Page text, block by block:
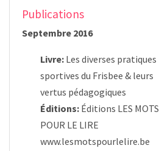
Publications
Septembre 2016
Livre: Les diverses pratiques
sportives du Frisbee & leurs
vertus pédagogiques
Éditions: Éditions LES MOTS
POUR LE LIRE
www.lesmotspourlelire.be